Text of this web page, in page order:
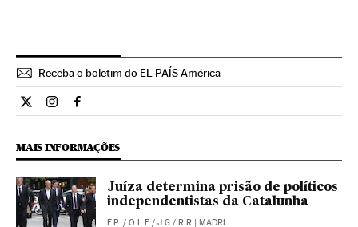
Receba o boletim do EL PAÍS América
Internacional El País Brasil en Twitter
Internacional El País Brasil en Instagram
Internacional El País Brasil en Facebook
MAIS INFORMAÇÕES
Juíza determina prisão de políticos
independentistas da Catalunha
F.P. / O.L.F / J.G / R.R | MADRI